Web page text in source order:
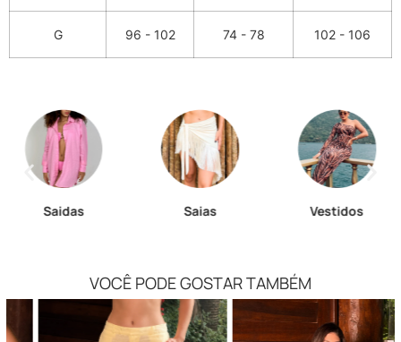
G 96 - 102 74 - 78 102 - 106
Saidas Saias Vestidos
VOCÊ PODE GOSTAR TAMBÉM